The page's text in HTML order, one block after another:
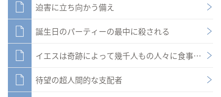
迫害に立ち向かう備え
誕生日のパーティーの最中に殺される
イエスは奇跡によって幾千人もの人々に食事をさせ
待望の超人間的な支配者